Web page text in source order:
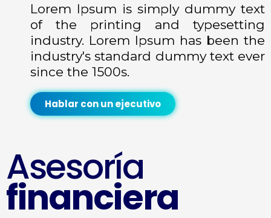
Lorem Ipsum is simply dummy text
of the printing and typesetting
industry. Lorem Ipsum has been the
industry's standard dummy text ever
since the 1500s.
Hablar con un ejecutivo
Asesoría
financiera